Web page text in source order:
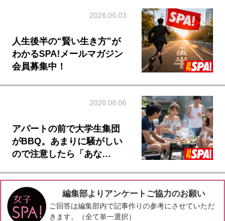
2026.06.03
人生後半の“賢い生き方”が
わかるSPA!メールマガジン
会員募集中！
2026.06.06
アパートの前で大学生集団
がBBQ。あまりに騒がしい
ので注意したら「あな…